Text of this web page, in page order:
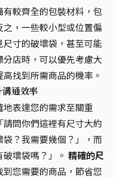
較齊全的包裝材料，包
，一些較小型或位置偏
寸的破壞袋，甚至可能
店時，可以優先考慮大
找到所需商品的機率。
通效率
表達您的需求至關重
問你們這裡有尺寸大約
？我需要幾個？」，而
壞袋嗎？」。 精確的尺
到您需要的商品，節省您